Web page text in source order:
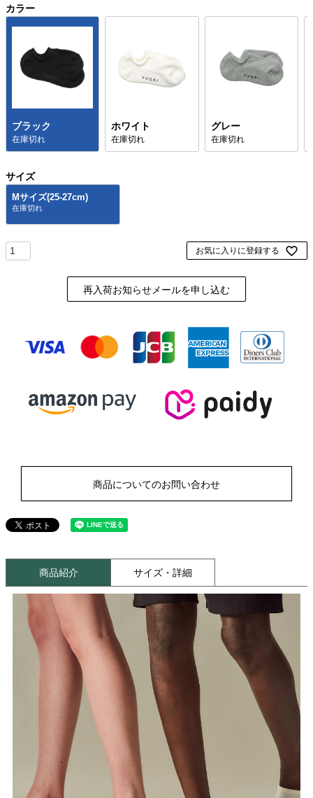
カラー
ブラック
在庫切れ
ホワイト
在庫切れ
グレー
在庫切れ
サイズ
Mサイズ(25-27cm)
お気に入りに登録する
再入荷お知らせメールを申し込む
商品についてのお問い合わせ
商品紹介 サイズ・詳細